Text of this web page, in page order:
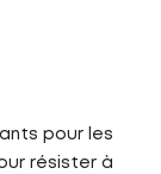
pour les
résister à